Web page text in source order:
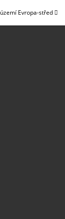
území Evropa-střed